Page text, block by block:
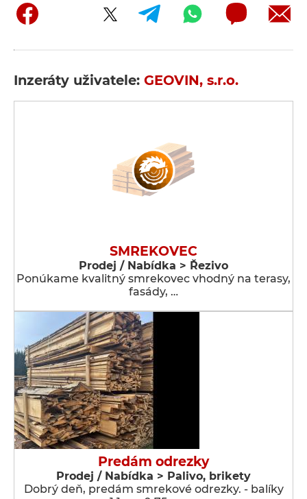
Inzeráty uživatele: GEOVIN, s.r.o.
SMREKOVEC
Prodej / Nabídka > Řezivo
Ponúkame kvalitný smrekovec vhodný na terasy,
fasády, …
Predám odrezky
Prodej / Nabídka > Palivo, brikety
Dobrý deň, predám smrekové odrezky. - balíky